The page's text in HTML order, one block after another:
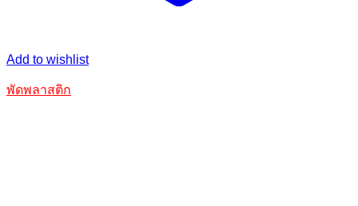
Add to wishlist
พัดพลาสติก